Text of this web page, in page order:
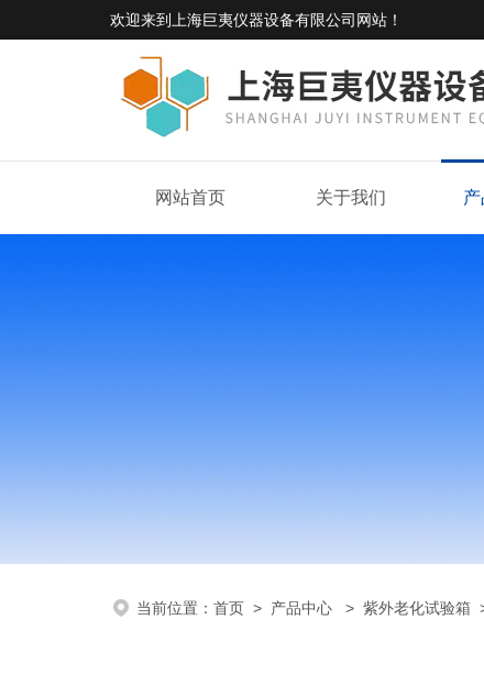
欢迎来到 上海巨夷仪器设备有限公司网站 ！
网站首页 关于我们
当前位置： 首页 > 产品中心 > 紫外老化试验箱